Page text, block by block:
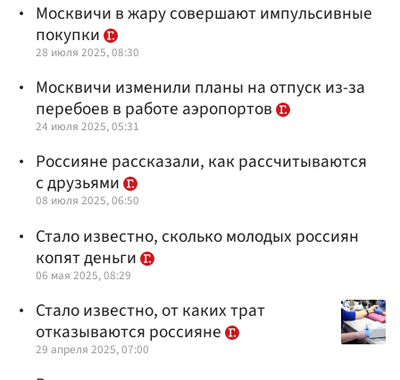
Москвичи в жару совершают импульсивные
покупки
28 июля 2025, 08:30
Москвичи изменили планы на отпуск из-за
перебоев в работе аэропортов
24 июля 2025, 05:31
Россияне рассказали, как рассчитываются
с друзьями
08 июля 2025, 06:50
Стало известно, сколько молодых россиян
копят деньги
06 мая 2025, 08:29
Стало известно, от каких трат
отказываются россияне
29 апреля 2025, 07:00